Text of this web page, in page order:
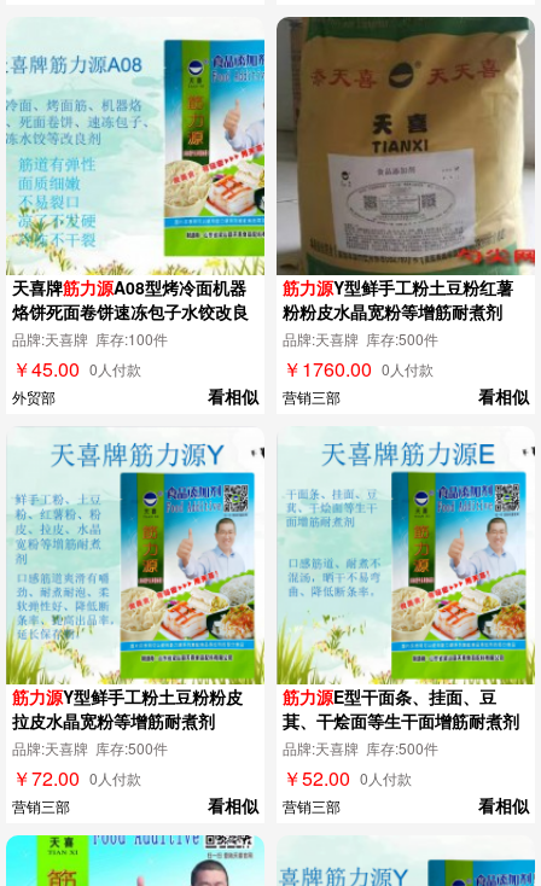
天喜牌筋力源A08型烤冷面机器
烙饼死面卷饼速冻包子水饺改良
剂
品牌:天喜牌 库存:100件
￥45.00 0人付款
外贸部
看相似
筋力源Y型鲜手工粉土豆粉红薯
粉粉皮水晶宽粉等增筋耐煮剂
品牌:天喜牌 库存:500件
￥1760.00 0人付款
营销三部
看相似
筋力源Y型鲜手工粉土豆粉粉皮
拉皮水晶宽粉等增筋耐煮剂
品牌:天喜牌 库存:500件
￥72.00 0人付款
营销三部
看相似
筋力源E型干面条、挂面、豆
萁、干烩面等生干面增筋耐煮剂
品牌:天喜牌 库存:500件
￥52.00 0人付款
营销三部
看相似